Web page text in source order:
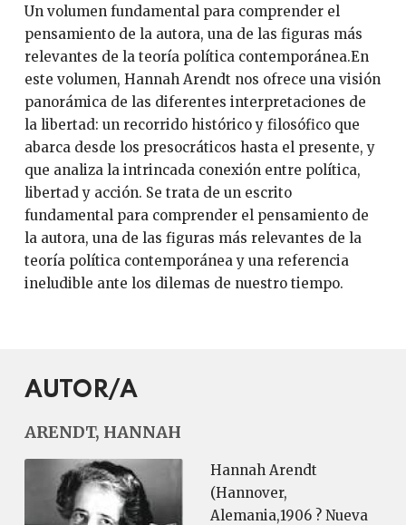
Un volumen fundamental para comprender el
pensamiento de la autora, una de las figuras más
relevantes de la teoría política contemporánea.En
este volumen, Hannah Arendt nos ofrece una visión
panorámica de las diferentes interpretaciones de
la libertad: un recorrido histórico y filosófico que
abarca desde los presocráticos hasta el presente, y
que analiza la intrincada conexión entre política,
libertad y acción. Se trata de un escrito
fundamental para comprender el pensamiento de
la autora, una de las figuras más relevantes de la
teoría política contemporánea y una referencia
ineludible ante los dilemas de nuestro tiempo.
AUTOR/A
ARENDT, HANNAH
Hannah Arendt
(Hannover,
Alemania,1906 ? Nueva